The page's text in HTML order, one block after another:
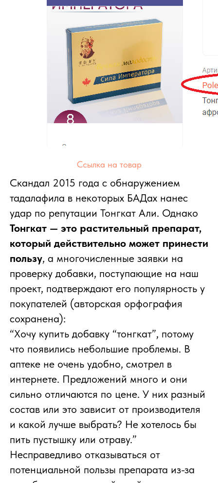
Ссылка на товар
Скандал 2015 года с обнаружением
тадалафила в некоторых БАДах нанес
удар по репутации Тонгкат Али. Однако
Тонгкат — это растительный препарат,
который действительно может принести
пользу, а многочисленные заявки на
проверку добавки, поступающие на наш
проект, подтверждают его популярность у
покупателей (авторская орфография
сохранена):
“Хочу купить добавку “тонгкат”, потому
что появились небольшие проблемы. В
аптеке не очень удобно, смотрел в
интернете. Предложений много и они
сильно отличаются по цене. У них разный
состав или это зависит от производителя
и какой лучше выбрать? Не хотелось бы
пить пустышку или отраву.”
Несправедливо отказываться от
потенциальной пользы препарата из-за